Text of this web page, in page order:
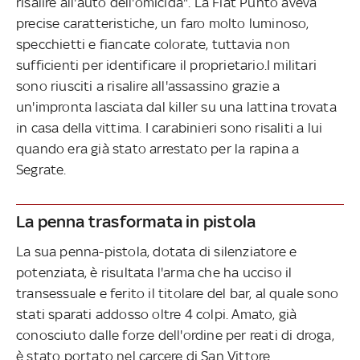
precise caratteristiche, un faro molto luminoso,
specchietti e fiancate colorate, tuttavia non
sufficienti per identificare il proprietario.I militari
sono riusciti a risalire all'assassino grazie a
un'impronta lasciata dal killer su una lattina trovata
in casa della vittima. I carabinieri sono risaliti a lui
quando era già stato arrestato per la rapina a
Segrate.
La penna trasformata in pistola
La sua penna-pistola, dotata di silenziatore e
potenziata, è risultata l'arma che ha ucciso il
transessuale e ferito il titolare del bar, al quale sono
stati sparati addosso oltre 4 colpi. Amato, già
conosciuto dalle forze dell'ordine per reati di droga,
è stato portato nel carcere di San Vittore.